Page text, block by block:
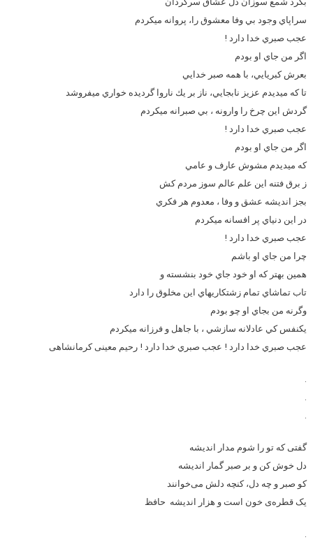
سراپاي وجود بي وفا معشوق را، پروانه ميكردم
عجب صبري خدا دارد !
اگر من جاي او بودم
بعرش كبريايي، با همه صبر خدايي
تا كه ميديدم عزيز نابجايي، ناز بر يك ناروا گرديده خواري ميفروشد
گردش اين چرخ را وارونه ، بي صبرانه ميكردم
عجب صبري خدا دارد !
اگر من جاي او بودم
كه ميديدم مشوش عارف و عامي
ز برق فتنه اين علم عالم سوز مردم كش
بجز انديشه عشق و وفا ، معدوم هر فكري
در اين دنياي پر افسانه ميكردم
عجب صبري خدا دارد !
چرا من جاي او باشم
همين بهتر كه او خود جاي خود بنشسته و
تاب تماشاي تمام زشتكاريهاي اين مخلوق را دارد
وگرنه من بجاي او چو بودم
يكنفس كي عادلانه سازشي ، با جاهل و فرزانه ميكردم
عجب صبري خدا دارد ! عجب صبري خدا دارد ! رحیم معینی کرمانشاهی
.
.
.
گفتی که تو را شوم مدار اندیشه
دل خوش کن و بر صبر گمار اندیشه
کو صبر و چه دل، کنچه دلش می‌خوانند
یک قطره‌ی خون است و هزار اندیشه حافظ
.